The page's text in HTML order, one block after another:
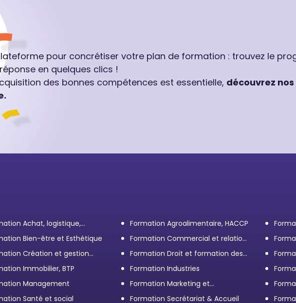
pour concrétiser votre plan de formation : trouvez le
en quelques clics !
des bonnes compétences est essentielle, découvrez
Achat, logistique,
Formation Agroalimentaire, HACCP
Bien-être et Esthétique
Formation Commercial et relation
client
Création et gestion
Formation Droit et formation des
Élus
Immobilier, BTP Formation Industries
Management
Formation Marketing et
Communication d'entreprise
Santé et social Formation Secrétariat & Accueil